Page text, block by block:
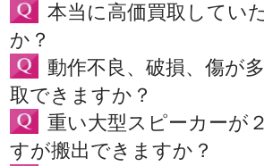
本当に高価買取してい
か？
動作不良、破損、傷が
取できますか？
重い大型スピーカーが
すが搬出できますか？